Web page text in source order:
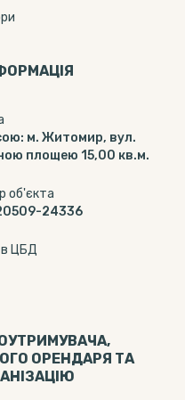
м. Житомир, вул.
площею 15,00 кв.м.
об'єкта
24336
в ЦБД
ОРЕНДАРЯ ТА